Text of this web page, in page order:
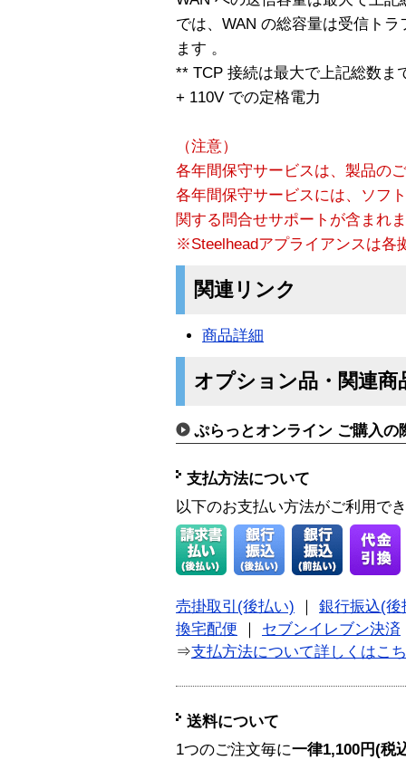
では、WAN の総容量は受信ト
ます 。
** TCP 接続は最大で上記総数ま
+ 110V での定格電力
（注意）
各年間保守サービスは、製品の
各年間保守サービスには、ソフ
関する問合せサポートが含まれ
※Steelheadアプライアンスは各
関連リンク
商品詳細
オプション品・関連商
ぷらっとオンライン ご購入の
支払方法について
以下のお支払い方法がご利用で
売掛取引(後払い)
銀行振込(後
換宅配便
セブンイレブン決済
⇒支払方法について詳しくはこ
送料について
1つのご注文毎に一律1,100円(税